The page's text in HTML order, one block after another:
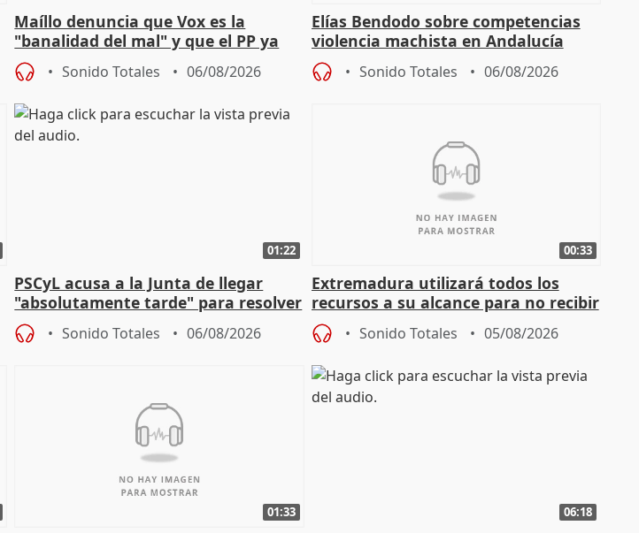
Maíllo denuncia que Vox es la
"banalidad del mal" y que el PP ya
asume todas sus tesis
Sonido Totales 06/08/2026
Elías Bendodo sobre competencias
violencia machista en Andalucía
Sonido Totales 06/08/2026
01:22
PSCyL acusa a la Junta de llegar
"absolutamente tarde" para resolver
problemas como Newcastle
Sonido Totales 06/08/2026
00:33
Extremadura utilizará todos los
recursos a su alcance para no recibir
más menores migrantes
Sonido Totales 05/08/2026
01:33 06:18